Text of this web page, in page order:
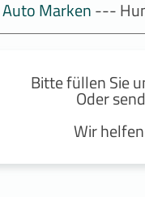
Auto Marken---
Bitte füllen Sie
Oder
Wir